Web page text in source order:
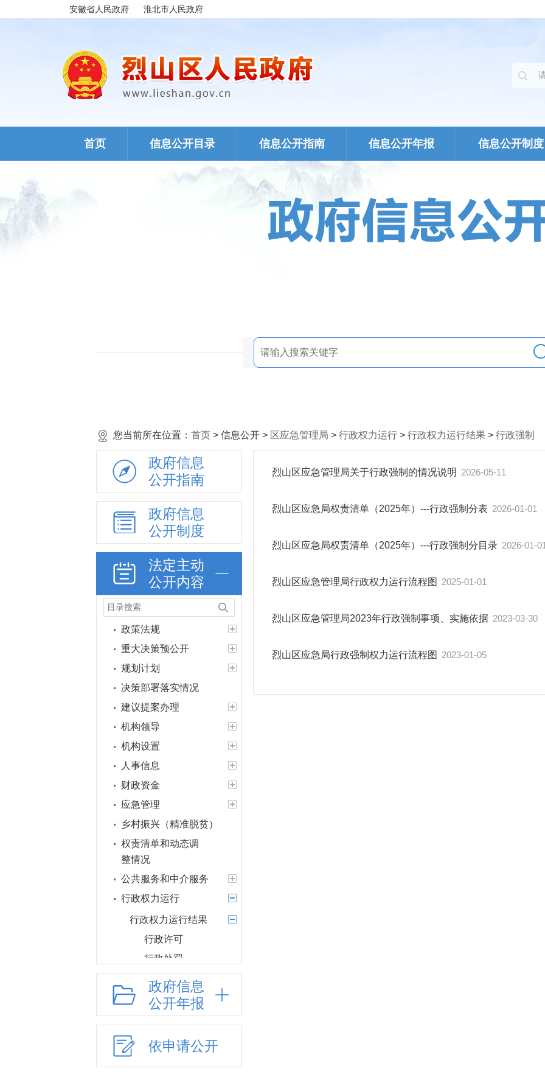
安徽省人民政府 淮北市人民政府
首页 信息公开目录 信息公开指南 信息公开年报 信息公开制度
您当前所在位置： 首页 > 信息公开 > 区应急管理局 > 行政权力运行 > 行政权力运行结果 > 行政强制
政府信息
公开指南
政府信息
公开制度
法定主动
公开内容
政策法规
重大决策预公开
规划计划
决策部署落实情况
建议提案办理
机构领导
机构设置
人事信息
财政资金
应急管理
乡村振兴（精准脱贫）
权责清单和动态调
整情况
公共服务和中介服务
行政权力运行
行政权力运行结果
行政许可
行政处罚
行政强制
行政规划
其他权力
行政许可和行政处
罚双公示
政府信息
公开年报
依申请公开
烈山区应急管理局关于行政强制的情况说明 2026-05-11
烈山区应急局权责清单（2025年）---行政强制分表 2026-01-01
烈山区应急局权责清单（2025年）---行政强制分目录 2026-01-
烈山区应急管理局行政权力运行流程图 2025-01-01
烈山区应急管理局2023年行政强制事项、实施依据 2023-03-30
烈山区应急局行政强制权力运行流程图 2023-01-05